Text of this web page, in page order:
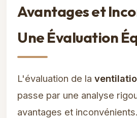
Avantages et
Une Évaluation
L'évaluation de la
passe par une analyse
avantages et